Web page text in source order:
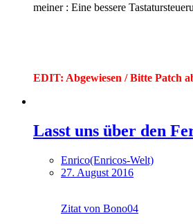
meiner : Eine bessere
EDIT: Abgewiesen / Bitte Patch
Lasst uns über den
Enrico(Enricos-Welt)
27. August 2016
Zitat von Bono04